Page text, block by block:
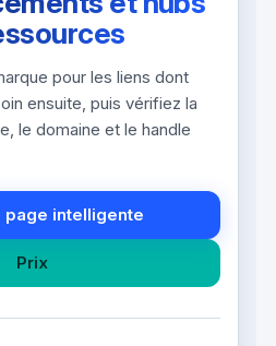
pour les liens dont
ensuite, puis vérifiez la
le domaine et le handle
page intelligente
Prix